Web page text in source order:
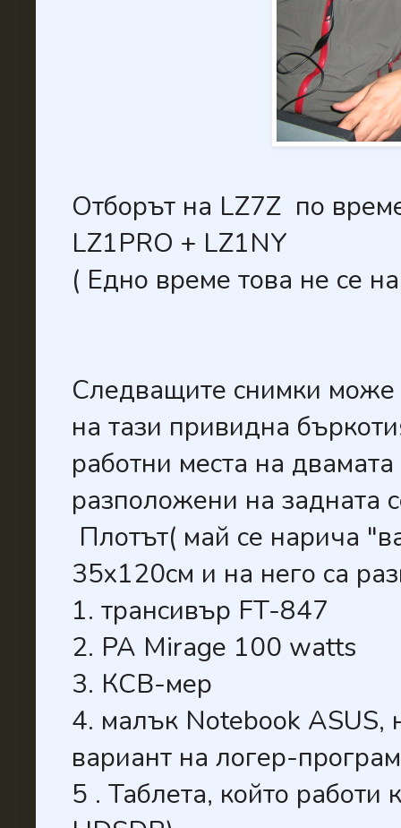
Отборът на LZ7Z по
LZ1PRO + LZ1NY
( Едно време това не се
Следващите снимки може
на тази привидна
работни места на
разположени на задната
Плотът( май се нарича
35х120см и на него са
1. трансивър FT-847
2. PA Mirage 100 watts
3. КСВ-мер
4. малък Notebook ASUS,
вариант на логер-
5 . Таблета, който работи